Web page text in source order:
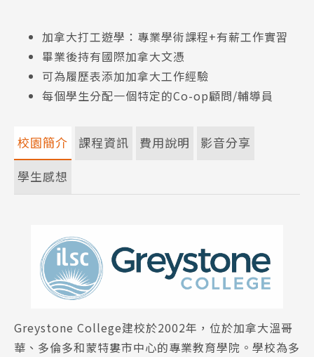
加拿大打工遊學：專業學術課程+有薪工作實習
畢業後持有國際加拿大文憑
可為履歷表添加加拿大工作經驗
每個學生分配一個特定的Co-op顧問/輔導員
校園簡介
Greystone College建校於2002年，位於加拿大溫哥
華、多倫多和蒙特婁市中心的專業教育學院。學校為多
課程資訊 費用說明
影音分享
學生感想